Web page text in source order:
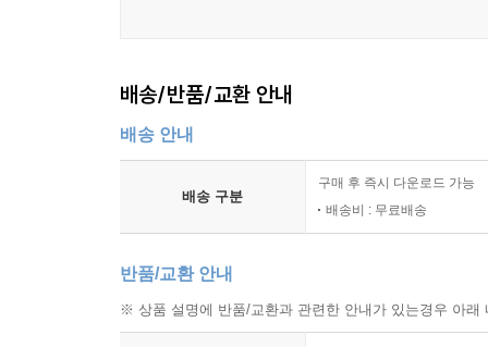
배송/반품/교환 안내
배송 안내
배송 구분
구매 후 즉시 다운로드 가능
배송비 : 무료배송
반품/교환 안내
※ 상품 설명에 반품/교환과 관련한 안내가 있는경우 아